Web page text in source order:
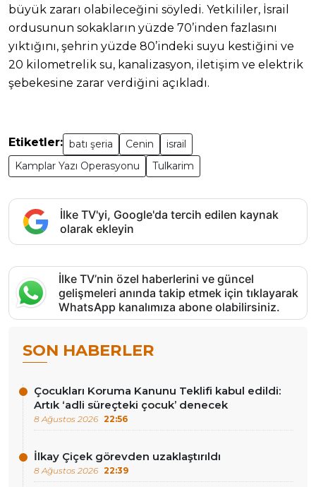
büyük zararı olabileceğini söyledi. Yetkililer, İsrail
ordusunun sokakların yüzde 70’inden fazlasını
yıktığını, şehrin yüzde 80’indeki suyu kestiğini ve
20 kilometrelik su, kanalizasyon, iletişim ve elektrik
şebekesine zarar verdiğini açıkladı.
Etiketler: batı şeria Cenin
israil
Kamplar Yazı Operasyonu
Tulkarim
İlke TV'yi, Google'da tercih edilen kaynak
olarak ekleyin
İlke TV’nin özel haberlerini ve güncel
gelişmeleri anında takip etmek için tıklayarak
WhatsApp kanalımıza abone olabilirsiniz.
SON HABERLER
Çocukları Koruma Kanunu Teklifi kabul edildi:
Artık ‘adli süreçteki çocuk’ denecek
8 Ağustos 2026 22:56
İlkay Çiçek görevden uzaklaştırıldı
8 Ağustos 2026 22:39